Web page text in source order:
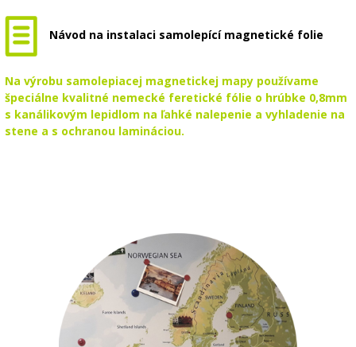
Návod na instalaci samolepící magnetické folie
Na výrobu samolepiacej magnetickej mapy používame
špeciálne kvalitné nemecké feretické fólie o hrúbke 0,8mm
s kanálikovým lepidlom na ľahké nalepenie a vyhladenie na
stene a s ochranou lamináciou.